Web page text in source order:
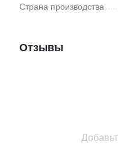
Страна производства
Отзывы